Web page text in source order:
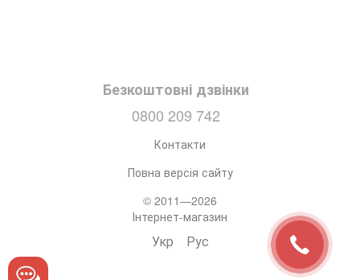
Безкоштовні дзвінки
0800 209 742
Контакти
Повна версія сайту
© 2011—2026
Інтернет-магазин
Укр Рус